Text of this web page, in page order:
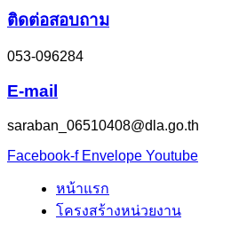
ติดต่อสอบถาม
053-096284
E-mail
saraban_06510408@dla.go.th
Facebook-f Envelope Youtube
หน้าแรก
โครงสร้างหน่วยงาน